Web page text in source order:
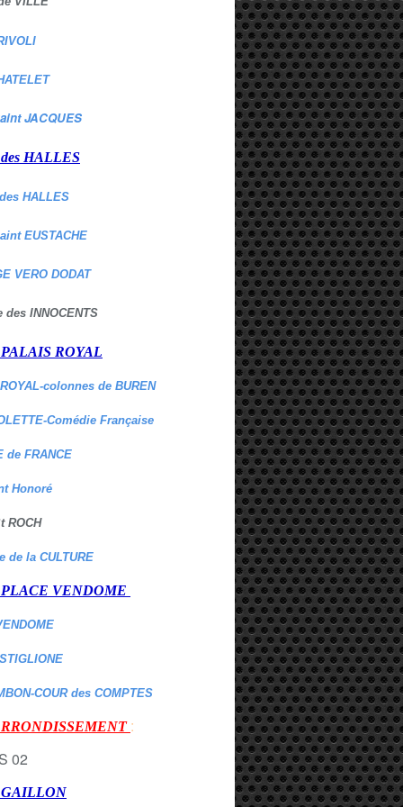
JACQUES
HALLES
HALLES
EUSTACHE
VERO DODAT
des INNOCENTS
ROYAL
colonnes de BUREN
Comédie Française
de FRANCE
Honoré
ROCH
de la CULTURE
VENDOME
COUR des COMPTES
: